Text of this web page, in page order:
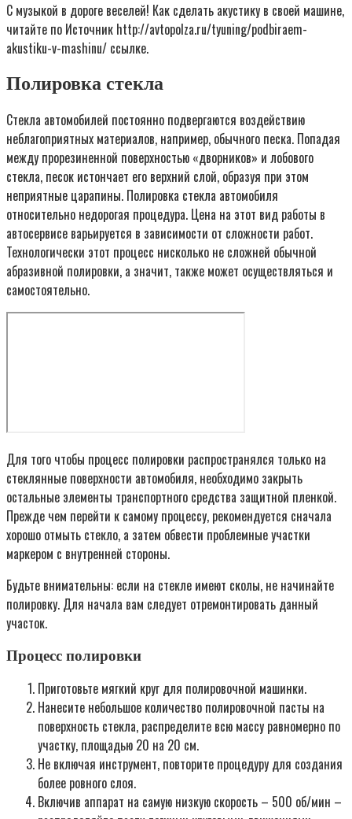
С музыкой в дороге веселей! Как сделать акустику в своей машине,
читайте по Источник http://avtopolza.ru/tyuning/podbiraem-
akustiku-v-mashinu/ ссылке.
Полировка стекла
Стекла автомобилей постоянно подвергаются воздействию
неблагоприятных материалов, например, обычного песка. Попадая
между прорезиненной поверхностью «дворников» и лобового
стекла, песок истончает его верхний слой, образуя при этом
неприятные царапины. Полировка стекла автомобиля
относительно недорогая процедура. Цена на этот вид работы в
автосервисе варьируется в зависимости от сложности работ.
Технологически этот процесс нисколько не сложней обычной
абразивной полировки, а значит, также может осуществляться и
самостоятельно.
Для того чтобы процесс полировки распространялся только на
стеклянные поверхности автомобиля, необходимо закрыть
остальные элементы транспортного средства защитной пленкой.
Прежде чем перейти к самому процессу, рекомендуется сначала
хорошо отмыть стекло, а затем обвести проблемные участки
маркером с внутренней стороны.
Будьте внимательны: если на стекле имеют сколы, не начинайте
полировку. Для начала вам следует отремонтировать данный
участок.
Процесс полировки
Приготовьте мягкий круг для полировочной машинки.
Нанесите небольшое количество полировочной пасты на
поверхность стекла, распределите всю массу равномерно по
участку, площадью 20 на 20 см.
Не включая инструмент, повторите процедуру для создания
более ровного слоя.
Включив аппарат на самую низкую скорость – 500 об/мин –